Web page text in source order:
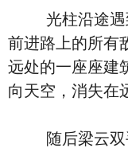
光柱沿途遇到
前进路上的所有
远处的一座座建
向天空，消失在
随后梁云双手